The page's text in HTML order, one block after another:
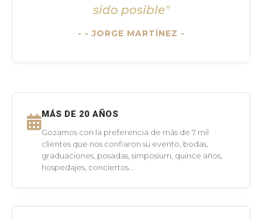
sido posible"
- JORGE MARTÍNEZ -
MÁS DE 20 AÑOS
Gozamos con la preferencia de más de 7 mil
clientes que nos confiaron su evento, bodas,
graduaciones, posadas, simposium, quince años,
hospedajes, conciertos...